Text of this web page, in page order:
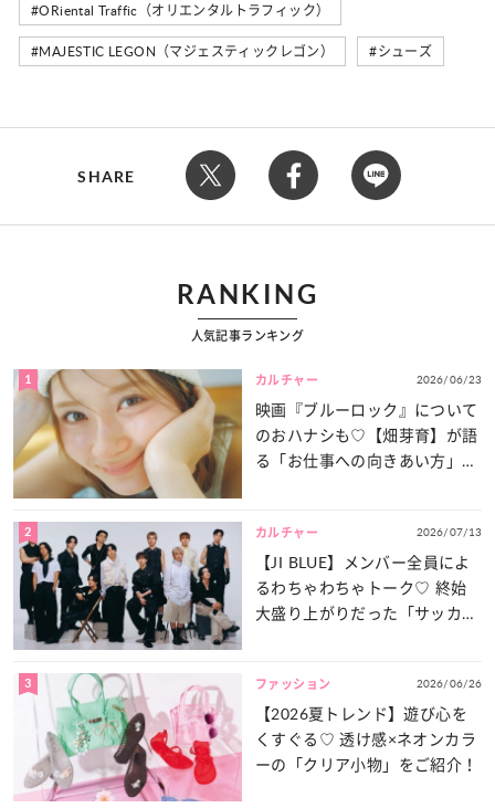
ORiental Traffic（オリエンタルトラフィック）
MAJESTIC LEGON（マジェスティックレゴン） シューズ
SHARE
RANKING
人気記事ランキング
1 カルチャー 2026/06/23
映画『ブルーロック』について
のおハナシも♡【畑芽育】が語
る「お仕事への向きあい方」と
2 カルチャー 2026/07/13
【JI BLUE】メンバー全員によ
るわちゃわちゃトーク♡ 終始
大盛り上がりだった「サッカー
3 ファッション 2026/06/26
【2026夏トレンド】遊び心を
くすぐる♡ 透け感×ネオンカラ
ーの「クリア小物」をご紹介！